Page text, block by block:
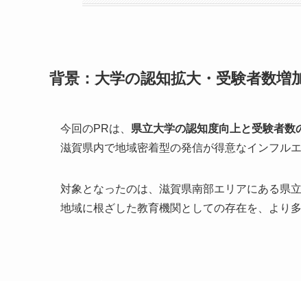
背景：大学の認知拡大・受験者数増
今回のPRは、 県立大学の認知度向上と受験者数
滋賀県内で地域密着型の発信が得意なインフル
対象となったのは、滋賀県南部エリアにある県立
地域に根ざした教育機関としての存在を、より